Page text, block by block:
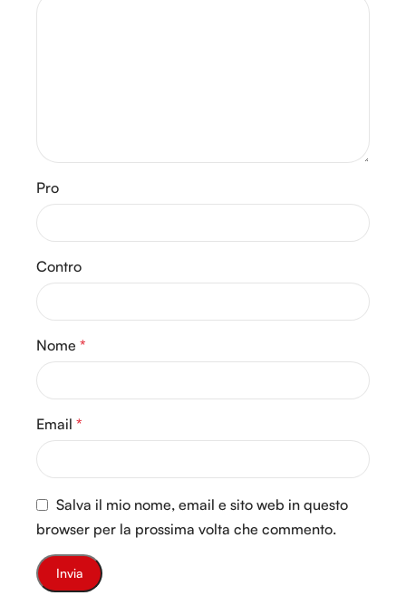
Pro
Contro
Nome *
Email *
Salva il mio nome, email e sito web in questo
browser per la prossima volta che commento.